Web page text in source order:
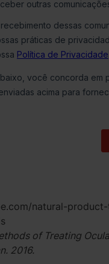
natural-
of Treating
2016.